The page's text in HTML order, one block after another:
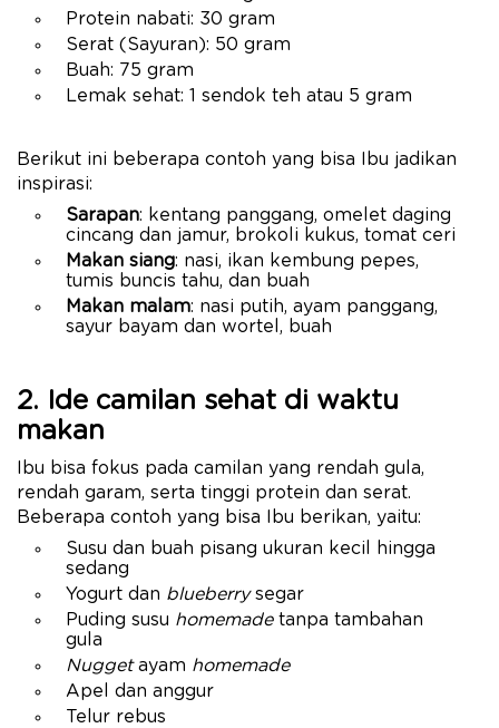
Protein nabati: 30 gram
Serat (Sayuran): 50 gram
Buah: 75 gram
Lemak sehat: 1 sendok teh atau 5 gram
Berikut ini beberapa contoh yang bisa Ibu jadikan
inspirasi:
Sarapan: kentang panggang, omelet daging
cincang dan jamur, brokoli kukus, tomat ceri
Makan siang: nasi, ikan kembung pepes,
tumis buncis tahu, dan buah
Makan malam: nasi putih, ayam panggang,
sayur bayam dan wortel, buah
2. Ide camilan sehat di waktu
makan
Ibu bisa fokus pada camilan yang rendah gula,
rendah garam, serta tinggi protein dan serat.
Beberapa contoh yang bisa Ibu berikan, yaitu:
Susu dan buah pisang ukuran kecil hingga
sedang
Yogurt dan blueberrysegar
Puding susu homemade tanpa tambahan
gula
Nuggetayam homemade
Apel dan anggur
Telur rebus